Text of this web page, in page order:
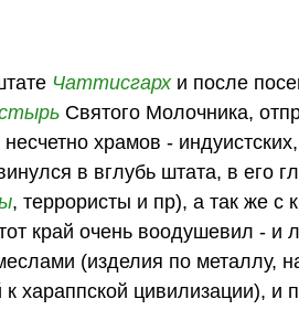
Чаттисгархи после
Святого Молочника,
храмов -
в вглубь штата, в его
, террористы и пр), а так же с
край очень воодушевил -
(изделия по металлу,
хараппской цивилизации), и